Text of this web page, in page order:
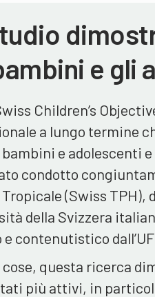
e gli
Children’s
a lungo termine
e adolescenti
condotto
(Swiss TPH),
della Svizzera
contenutistico
cose, questa ricerca
più attivi, in